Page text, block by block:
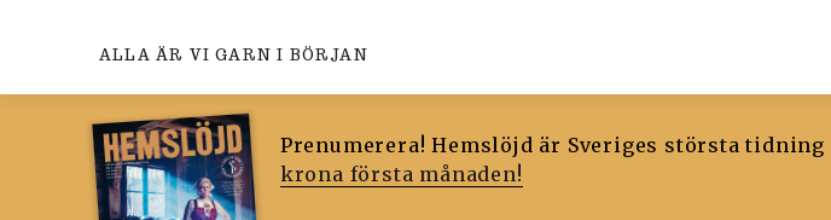
ALLA ÄR VI GARN I BÖRJAN
Prenumerera! Hemslöjd är Sveriges största
krona första månaden!